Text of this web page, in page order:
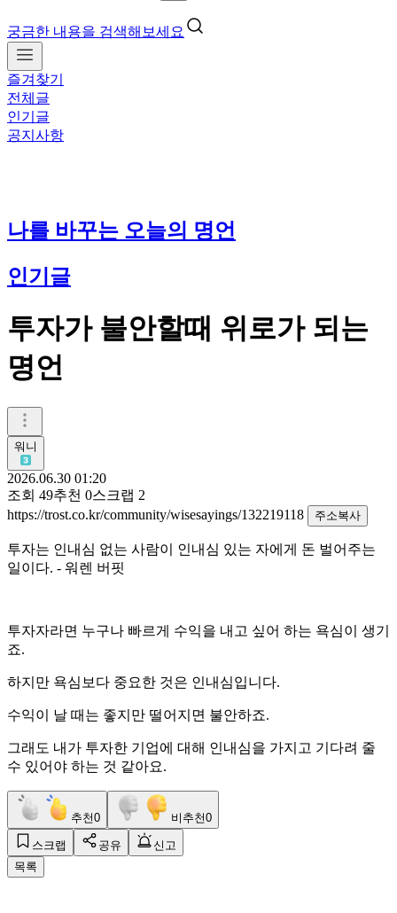
궁금한 내용을 검색해보세요
즐겨찾기
전체글
인기글
공지사항
나를 바꾸는 오늘의 명언
인기글
투자가 불안할때 위로가 되는
명언
워니
2026.06.30 01:20
조회 49추천 0스크랩 2
https://trost.co.kr/community/wisesayings/132219118
주소복사
투자는 인내심 없는 사람이 인내심 있는 자에게 돈 벌어주는
일이다. - 워렌 버핏
투자자라면 누구나 빠르게 수익을 내고 싶어 하는 욕심이 생기
죠.
하지만 욕심보다 중요한 것은 인내심입니다.
수익이 날 때는 좋지만 떨어지면 불안하죠.
그래도 내가 투자한 기업에 대해 인내심을 가지고 기다려 줄
수 있어야 하는 것 같아요.
추천0 비추천0
스크랩 공유
신고
목록